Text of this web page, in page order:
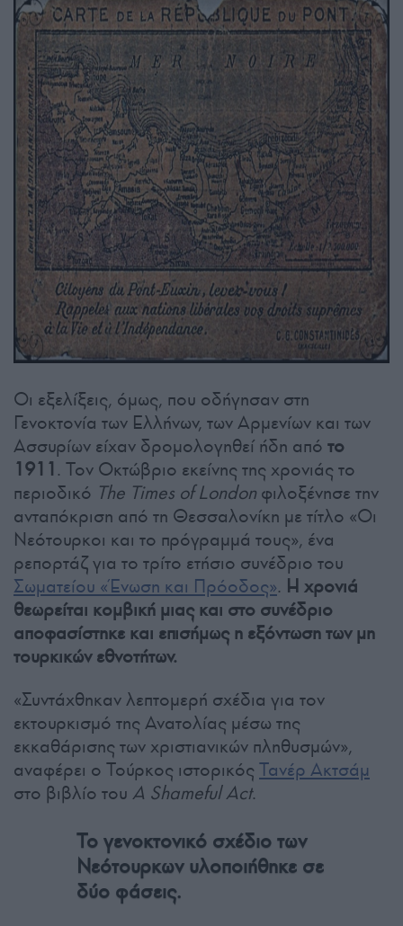
Οι εξελίξεις, όμως, που οδήγησαν στη
Γενοκτονία των Ελλήνων, των Αρμενίων και των
Ασσυρίων είχαν δρομολογηθεί ήδη από το
1911 . Τον Οκτώβριο εκείνης της χρονιάς το
περιοδικό The Times of London φιλοξένησε την
ανταπόκριση από τη Θεσσαλονίκη με τίτλο «Οι
Νεότουρκοι και το πρόγραμμά τους», ένα
ρεπορτάζ για το τρίτο ετήσιο συνέδριο του
Σωματείου «Ένωση και Πρόοδος». Η χρονιά
θεωρείται κομβική μιας και στο συνέδριο
αποφασίστηκε και επισήμως η εξόντωση των μη
τουρκικών εθνοτήτων.
«Συντάχθηκαν λεπτομερή σχέδια για τον
εκτουρκισμό της Ανατολίας μέσω της
εκκαθάρισης των χριστιανικών πληθυσμών»,
αναφέρει ο Τούρκος ιστορικός Τανέρ Ακτσάμ
στο βιβλίο του A Shameful Act.
Το γενοκτονικό σχέδιο των
Νεότουρκων υλοποιήθηκε σε
δύο φάσεις.